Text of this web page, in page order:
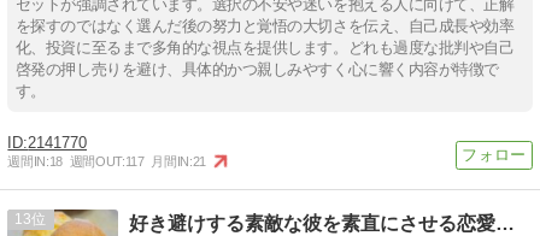
セットが強調されています。選択の不安や迷いを抱える人に向けて、正解
を探すのではなく選んだ後の努力と覚悟の大切さを伝え、自己成長や効率
化、投資に至るまで多角的な視点を提供します。どれも過度な批判や自己
啓発の押し売りを避け、具体的かつ親しみやすく心に響く内容が特徴で
す。
2141770
週間IN:18 週間OUT:117 月間IN:21
13 好き避けする素敵な彼を素直にさせる恋愛情報局